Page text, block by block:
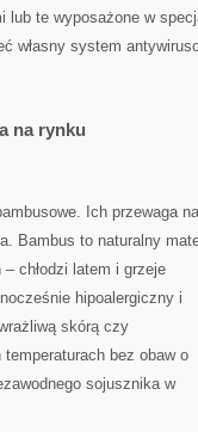
lub te wyposażone w
własny system
na rynku
Ich przewaga
Bambus to naturalny
chłodzi latem i grzeje
hipoalergiczny i
skórą czy
bez obaw o
sojusznika w